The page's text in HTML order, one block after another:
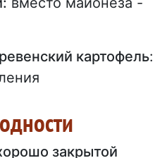
картофель:
закрытой